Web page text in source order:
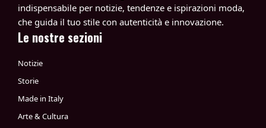
indispensabile per notizie, tendenze e ispirazioni moda,
che guida il tuo stile con autenticità e innovazione.
Le nostre sezioni
Notizie
Storie
Made in Italy
Arte & Cultura